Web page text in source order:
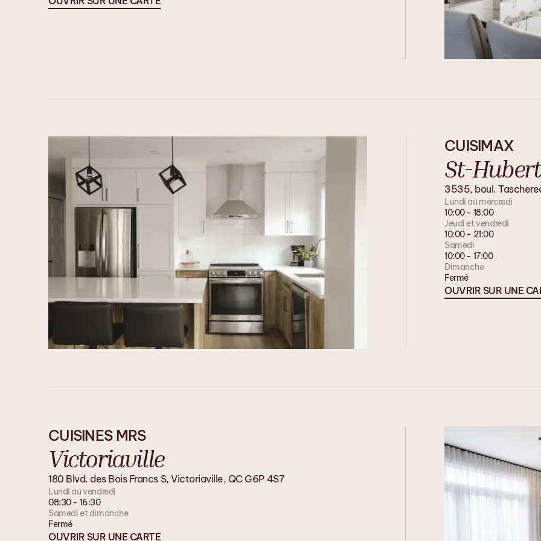
CUISIMAX
St-Hubert
3535, boul.
Lundi au mercredi
10:00 - 18:00
Jeudi et vendredi
10:00 - 21:00
Samedi
10:00 - 17:00
Dimanche
Fermé
OUVRIR SUR UNE
CUISINES MRS
Victoriaville
180 Blvd. des Bois Francs S, Victoriaville, QC G6P 4S7
Lundi au vendredi
08:30 - 16:30
Samedi et dimanche
Fermé
OUVRIR SUR UNE CARTE